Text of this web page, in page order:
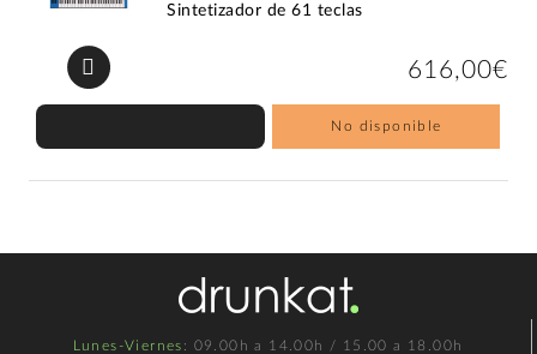
Sintetizador de 61 teclas
616,00€
No disponible
Lunes-Viernes : 09.00h a 14.00h / 15.00 a 18.00h